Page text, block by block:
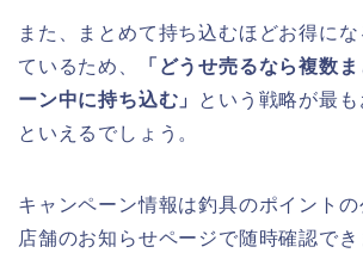
また、まとめて持ち込むほどお得に
ているため、
「どうせ売るなら複数
ーン中に持ち込む」
という戦略が最
といえるでしょう。
キャンペーン情報は釣具のポイント
店舗のお知らせページで随時確認で